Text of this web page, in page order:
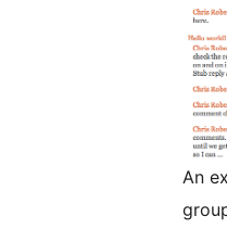
An